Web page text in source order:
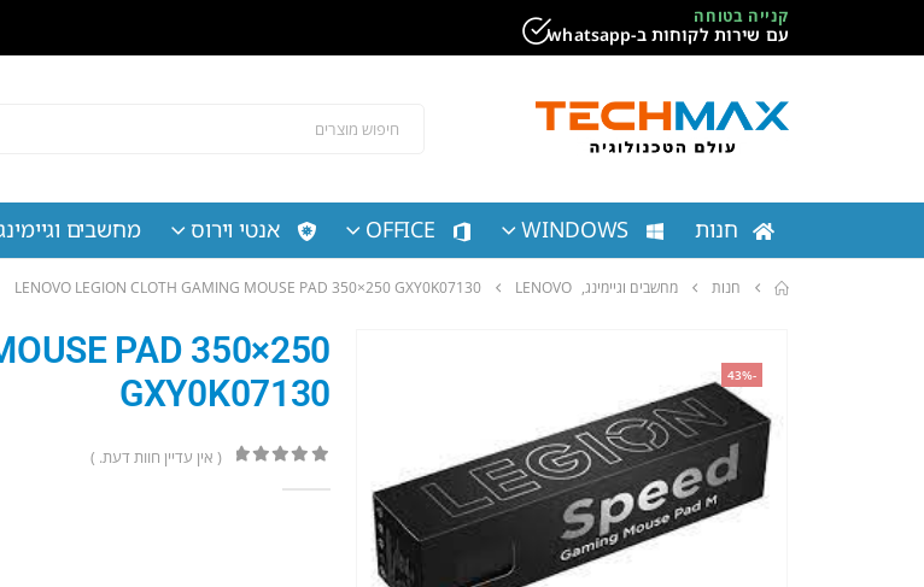
קנייה בטוחה
עם שירות לקוחות ב-whatsapp
חנות WINDOWS
OFFICE אנטי וירוס מחשבים
חנות מחשבים וגיימינג,
LENOVO
LENOVO LEGION CLOTH GAMING MOUSE PAD 350×250 GXY0K07130
-43%
PAD 350×250
GXY0K07130
( אין עדיין חוות דעת. )